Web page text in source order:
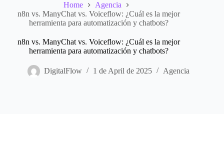
Home
Agencia
n8n vs. ManyChat vs. Voiceflow: ¿Cuál es la mejor
herramienta para automatización y chatbots?
n8n vs. ManyChat vs. Voiceflow: ¿Cuál es la mejor
herramienta para automatización y chatbots?
DigitalFlow 1 de April de 2025 Agencia